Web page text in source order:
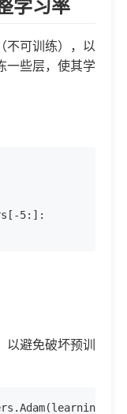
不可训练），以
一些层，使其学
5:]:
以避免破坏预训